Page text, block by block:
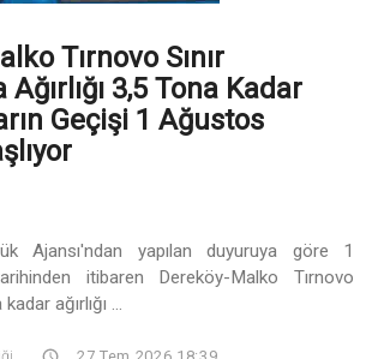
Tırnovo Sınır
Ağırlığı 3,5 Tona Kadar
Geçişi 1 Ağustos
Ajansı'ndan yapılan duyuruya göre 1
itibaren Dereköy-Malko Tırnovo
ağırlığı ...
27 Tem 2026 18:39